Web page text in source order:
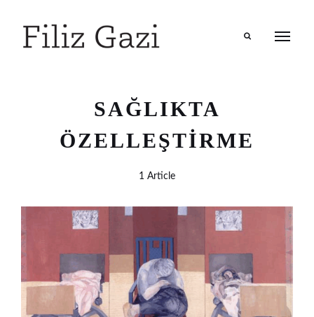
SAĞLIKTA
ÖZELLEŞTIRME
1 Article